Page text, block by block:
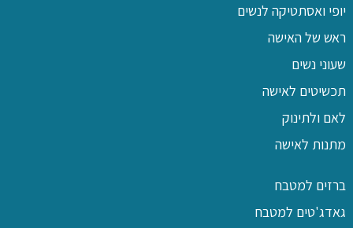
יופי ואסתטיקה לנשים
ראש של האישה
שעוני נשים
תכשיטים לאישה
לאם ולתינוק
מתנות לאישה
ברזים למטבח
גאדג'טים למטבח